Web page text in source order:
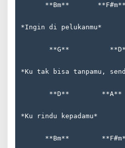
**Bm**
*Ingin di pelukanmu*
**G**
*Ku tak bisa tanpamu,
**D**
*Ku rindu kepadamu*
**Bm**